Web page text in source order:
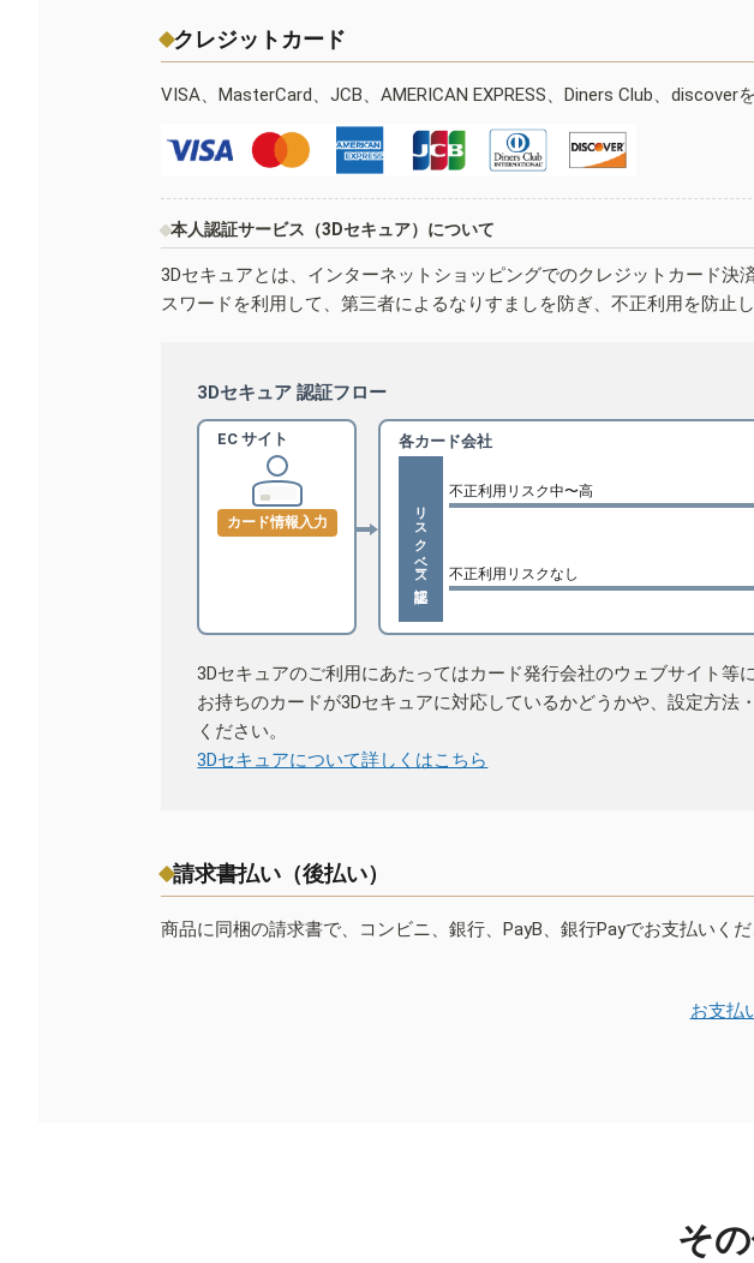
クレジットカード
VISA、MasterCard、JCB、AMERICAN EXPRESS、Diners Club、discover
本人認証サービス（3Dセキュア）について
3Dセキュアとは、インターネットショッピングでのクレジットカード
スワードを利用して、第三者によるなりすましを防ぎ、不正利用を防止し
3Dセキュア 認証フロー
EC サイト
カード情報入力
各カード会社
リスクベース認証
不正利用リスク中〜高
不正利用リスクなし
3Dセキュアのご利用にあたってはカード発行会社のウェブサイト等
お持ちのカードが3Dセキュアに対応しているかどうかや、設定方法
ください。
3Dセキュアについて詳しくはこちら
請求書払い（後払い）
商品に同梱の請求書で、コンビニ、銀行、PayB、銀行Payでお支払いく
お支払
そ